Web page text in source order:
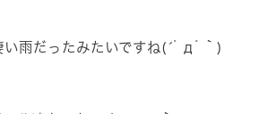
い雨だったみたいですね(´ﾟдﾟ｀)